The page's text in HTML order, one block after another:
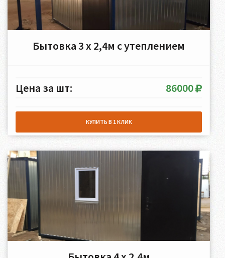
Бытовка 3 х 2,4м с утеплением
Цена за шт: 86000
КУПИТЬ В 1 КЛИК